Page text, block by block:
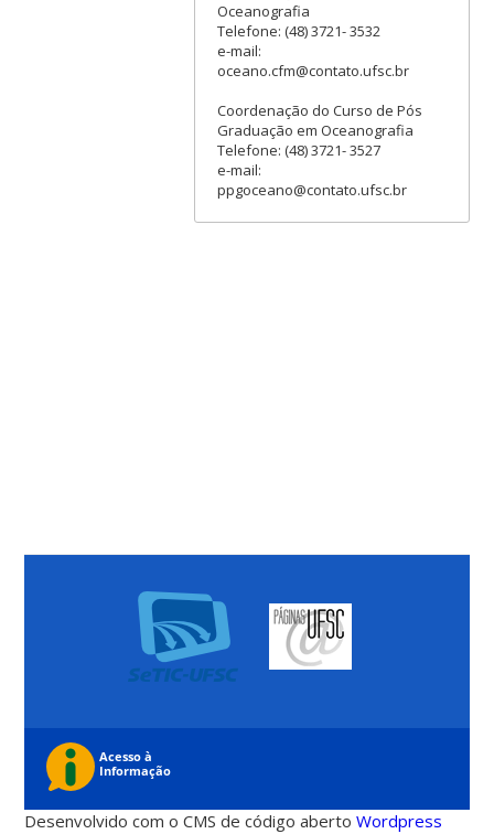
Oceanografia
Telefone: (48) 3721- 3532
e-mail:
oceano.cfm@contato.ufsc.br
Coordenação do Curso de Pós
Graduação em Oceanografia
Telefone: (48) 3721- 3527
e-mail:
ppgoceano@contato.ufsc.br
Desenvolvido com o CMS de código abertoWordpress